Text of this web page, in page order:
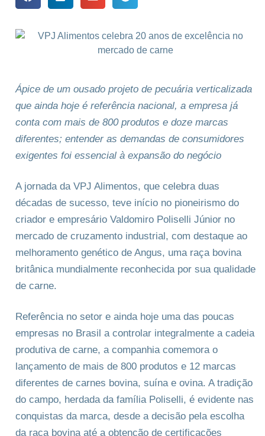
Ápice de um ousado projeto de pecuária verticalizada
que ainda hoje é referência nacional, a empresa já
conta com mais de 800 produtos e doze marcas
diferentes; entender as demandas de consumidores
exigentes foi essencial à expansão do negócio
A jornada da VPJ Alimentos, que celebra duas
décadas de sucesso, teve início no pioneirismo do
criador e empresário Valdomiro Poliselli Júnior no
mercado de cruzamento industrial, com destaque ao
melhoramento genético de Angus, uma raça bovina
britânica mundialmente reconhecida por sua qualidade
de carne.
Referência no setor e ainda hoje uma das poucas
empresas no Brasil a controlar integralmente a cadeia
produtiva de carne, a companhia comemora o
lançamento de mais de 800 produtos e 12 marcas
diferentes de carnes bovina, suína e ovina. A tradição
do campo, herdada da família Poliselli, é evidente nas
conquistas da marca, desde a decisão pela escolha
da raça bovina até a obtenção de certificações